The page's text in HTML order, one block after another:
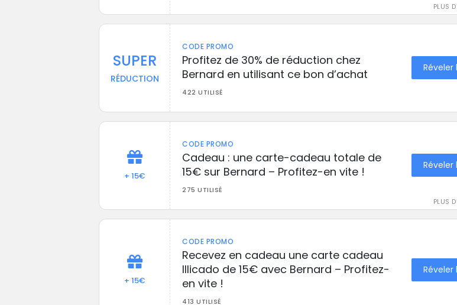
PLUS
SUPER
RÉDUCTION
CODE PROMO
Profitez de 30% de réduction chez
Bernard en utilisant ce bon d’achat
422 UTILISÉ
Réveler
+ 15€
CODE PROMO
Cadeau : une carte-cadeau totale de
15€ sur Bernard – Profitez-en vite !
275 UTILISÉ
PLUS
Réveler
+ 15€
CODE PROMO
Recevez en cadeau une carte cadeau
Illicado de 15€ avec Bernard – Profitez-
en vite !
413 UTILISÉ
Réveler